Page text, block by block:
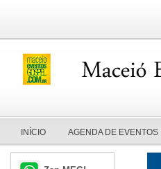
INÍCIO AGENDA DE EVENTOS